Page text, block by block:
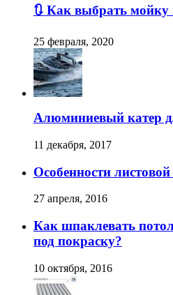
🔃 Как выбрать мойку
25 февраля, 2020
Алюминиевый катер
11 декабря, 2017
Особенности
27 апреля, 2016
Как шпаклевать
под покраску?
10 октября, 2016